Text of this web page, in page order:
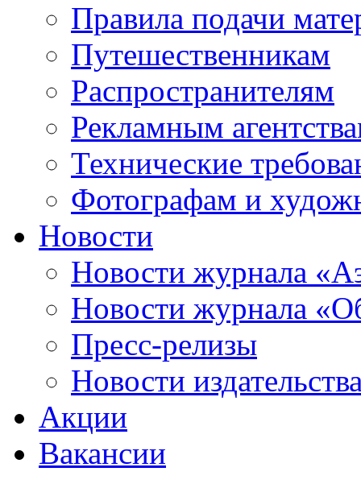
Правила подачи
Путешественникам
Распространителям
Рекламным
Технические
Фотографам и
Новости
Новости журнала
Новости журнала
Пресс-релизы
Новости
Акции
Вакансии